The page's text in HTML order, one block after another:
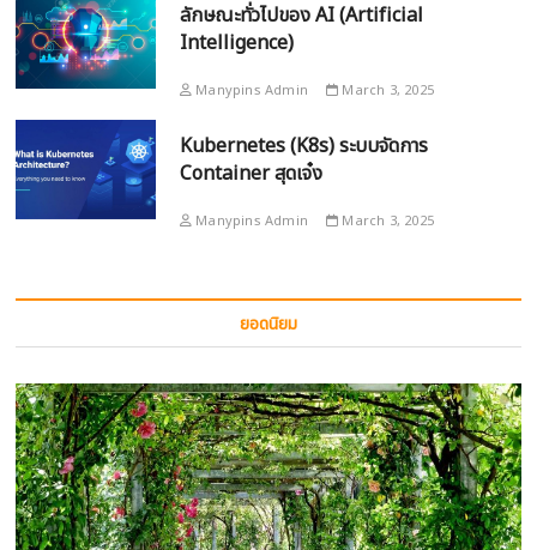
ลักษณะทั่วไปของ AI (Artificial
Intelligence)
Manypins Admin March 3, 2025
Kubernetes (K8s) ระบบจัดการ
Container สุดเจ๋ง
Manypins Admin March 3, 2025
ยอดนิยม